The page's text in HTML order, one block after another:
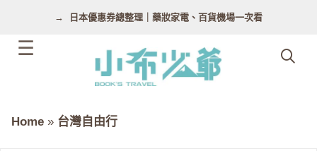
日本優惠券總整理｜藥妝家電、百貨機場一次看
Home » 台灣自由行